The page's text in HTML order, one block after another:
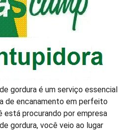
gordura é um serviço essencial
de encanamento em perfeito
está procurando por empresa
gordura, você veio ao lugar